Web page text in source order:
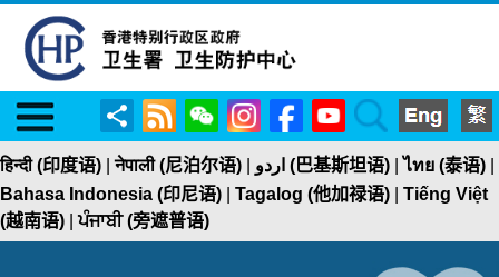
Menu
分
享
RSS WeChatInstagramFacebookYouTubeSearch
हिन्दी (印度语) |नेपाली (尼泊尔语) اردو (巴基斯坦语) |ไทย (泰语)
Bahasa Indonesia (印尼语)
Tagalog (他加禄语)
Tiếng Việt
(越南语) |ਪੰਜਾਬੀ (旁遮普语)